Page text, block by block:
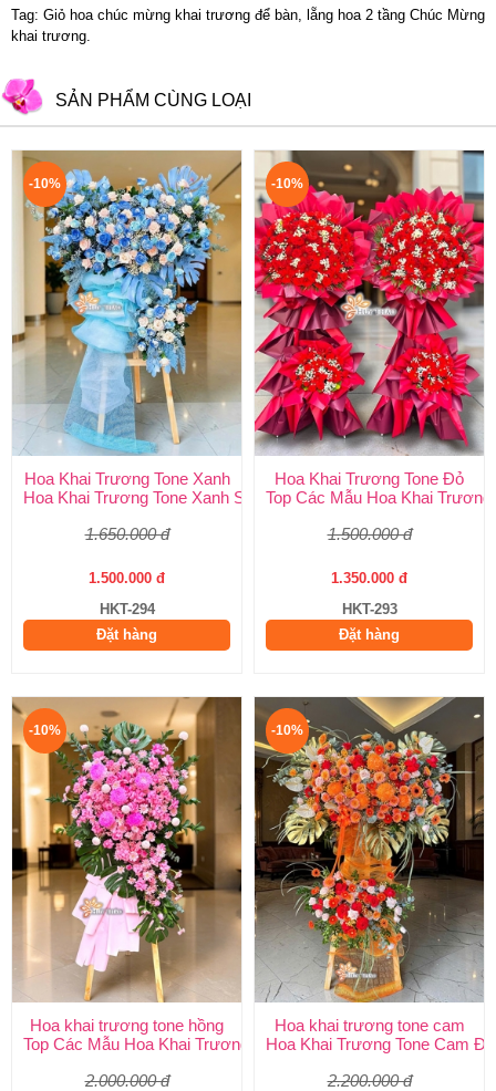
Tag: Giỏ hoa chúc mừng khai trương để bàn, lẵng hoa 2 tầng Chúc Mừng
khai trương.
SẢN PHẨM CÙNG LOẠI
-10%
Hoa Khai Trương Tone Xanh
Hoa Khai Trương Tone Xanh Sang Trọng, Độc Đáo | Shop Hoa
1.650.000 đ
1.500.000 đ
HKT-294
Đặt hàng
-10%
Hoa Khai Trương Tone Đỏ
Top Các Mẫu Hoa Khai
1.500.000 đ
1.350.000 đ
HKT-293
Đặt hàng
-10%
Hoa khai trương tone hồng
Top Các Mẫu Hoa Khai Trương Tone Hồng Đẹp, Sang Trọng,
2.000.000 đ
-10%
Hoa khai trương tone cam
Hoa Khai Trương Tone Cam
2.200.000 đ